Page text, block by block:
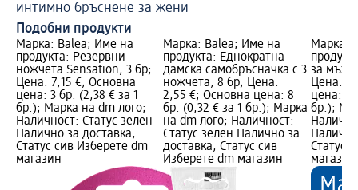
интимно бръснене за жени
Подобни продукти
Марка: Balea; Име на
продукта: Резервни
ножчета Sensation, 3 бр;
Цена: 7,15 €; Основна
цена: 3 бр. (2,38 € за 1
бр.); Марка на dm лого;
Наличност: Статус зелен
Налично за доставка,
Статус сив Изберете dm
магазин
Марка: Balea; Име на
продукта: Еднократна
дамска самобръсначка с 3
ножчета, 8 бр; Цена:
2,55 €; Основна цена: 8
бр. (0,32 € за 1 бр.); Марка
на dm лого; Наличност:
Статус зелен Налично за
доставка, Статус сив
Изберете dm магазин
Марка:
за мъже
Цена:
цена: 8
бр.);
Статус
магазин